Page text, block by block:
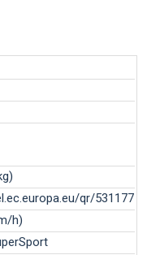
qr/531177
h)